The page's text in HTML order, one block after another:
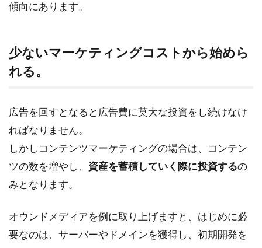
ィン
2.1
サイ
ーポ
レー
トサ
イ
ト）
2.2
テン
ツ
傾向にあります。
少ないマーケティングコストから始めら
れる。
広告を回すとなると広告費に莫大な投資をし続けなけ
ればなりません。
しかしコンテンツマーケティングの場合は、コンテン
ツの数を増やし、 資産を蓄積していく際に投資するの
みとなります。
オウンドメディアを例に取り上げますと、はじめに必
要なのは、サーバーやドメインを獲得し、初期開発を